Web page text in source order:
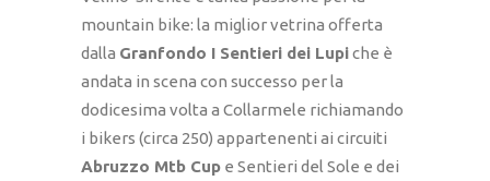
mountain bike: la miglior vetrina offerta
dalla Granfondo I Sentieri dei Lupiche è
andata in scena con successo per la
dodicesima volta a Collarmele richiamando
i bikers (circa 250) appartenenti ai circuiti
Abruzzo Mtb Cup e Sentieri del Sole e dei